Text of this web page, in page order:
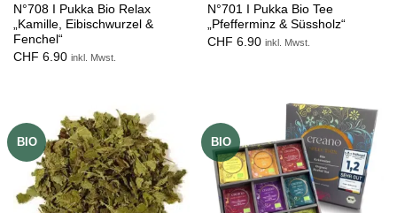
N°708 I Pukka Bio Relax
„Kamille, Eibischwurzel &
Fenchel“
CHF 6.90 inkl. Mwst.
N°701 I Pukka Bio Tee
„Pfefferminz & Süssholz“
CHF 6.90 inkl. Mwst.
BIO BIO